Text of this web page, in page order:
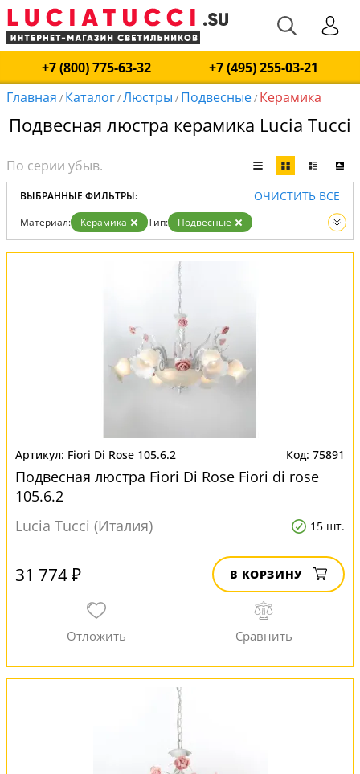
+7 (800) 775-63-32
+7 (495) 255-03-21
Главная / Каталог/Люстры / Подвесные/ Керамика
Подвесная люстра керамика Lucia Tucci
ВЫБРАННЫЕ ФИЛЬТРЫ: ОЧИСТИТЬ ВСЕ
Материал: Керамика Тип:
Подвесные
Вид:
Люстры
Fiori Di Rose 105.6.2 75891
Подвесная люстра Fiori Di Rose Fiori di rose
105.6.2
Lucia Tucci (Италия)
15 шт.
31 774 ₽ В КОРЗИНУ